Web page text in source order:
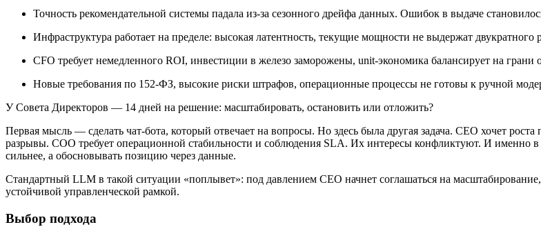
Точность рекомендательной системы падала из-за сезонного дрейфа данных. Ошибок в выдаче
Инфраструктура работает на пределе: высокая латентность, текущие мощности не выдержат двукратного
CFO требует немедленного ROI, инвестиции в железо заморожены, unit-экономика балансирует на грани
Новые требования по 152-ФЗ, высокие риски штрафов, операционные процессы не готовы к ручной
У Совета Директоров — 14 дней на решение: масштабировать, остановить или отложить?
Первая мысль — сделать чат-бота, который отвечает на вопросы. Но здесь была другая задача. CEO хочет
разрывы. COO требует операционной стабильности и соблюдения SLA. Их интересы конфликтуют. И именно
сильнее, а обосновывать позицию через данные.
Стандартный LLM в такой ситуации «поплывет»: под давлением CEO начнет соглашаться на
устойчивой управленческой рамкой.
Выбор подхода